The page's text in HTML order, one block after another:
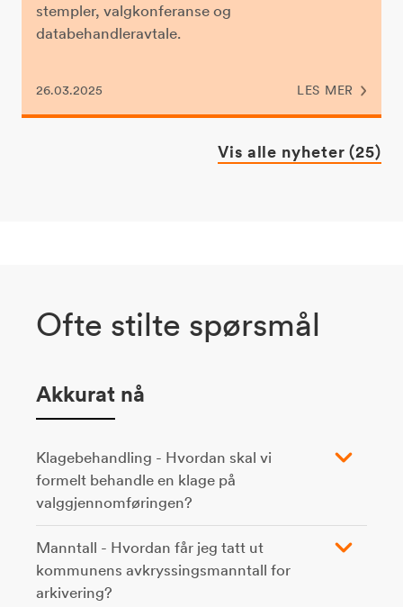
stempler, valgkonferanse og
databehandleravtale.
26.03.2025 LES MER
Vis alle nyheter (25)
Ofte stilte spørsmål
Akkurat nå
Klagebehandling - Hvordan skal vi
formelt behandle en klage på
valggjennomføringen?
Manntall - Hvordan får jeg tatt ut
kommunens avkryssingsmanntall for
arkivering?